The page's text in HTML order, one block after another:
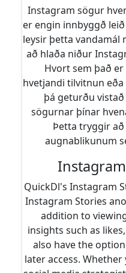
Instagram sögur
er engin innbyggð
leysir þetta vandamál
að hlaða niður
Hvort sem það
hvetjandi tilvitnun
þá geturðu
sögurnar þínar
Þetta tryggir
augnablikunum
QuickDl's Instagram
Instagram Stories
addition to
insights such as
also have the
later access. Whether